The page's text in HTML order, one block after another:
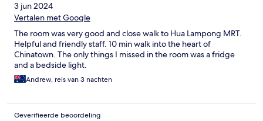
3 jun 2024
Vertalen met Google
The room was very good and close walk to Hua Lampong MRT.
Helpful and friendly staff. 10 min walk into the heart of
Chinatown. The only things I missed in the room was a fridge
and a bedside light.
Andrew, reis van 3 nachten
Geverifieerde beoordeling